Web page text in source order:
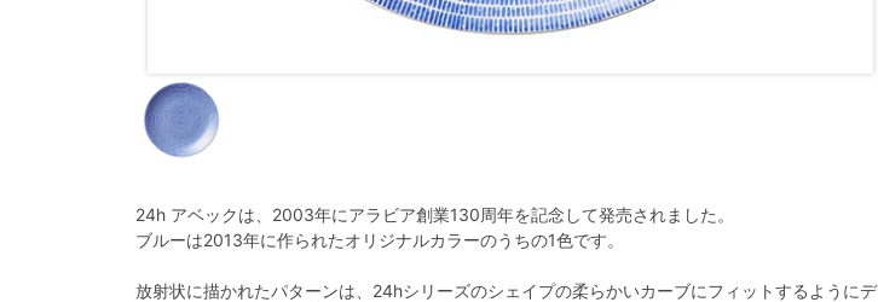
24h アベックは、2003年にアラビア創業130周年を記念して発売されました。
ブルーは2013年に作られたオリジナルカラーのうちの1色です。
放射状に描かれたパターンは、24hシリーズのシェイプの柔らかいカーブにフィットするようにデ